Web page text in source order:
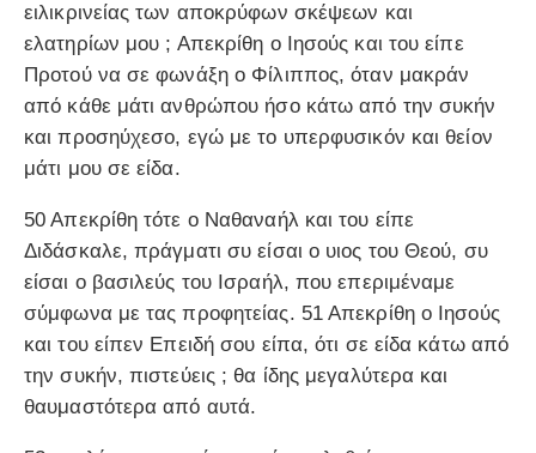
ειλικρινείας των αποκρύφων σκέψεων και
ελατηρίων μου ; Απεκρίθη ο Ιησούς και του είπε
Προτού να σε φωνάξη ο Φίλιππος, όταν μακράν
από κάθε μάτι ανθρώπου ήσο κάτω από την συκήν
και προσηύχεσο, εγώ με το υπερφυσικόν και θείον
μάτι μου σε είδα.
50 Απεκρίθη τότε ο Ναθαναήλ και του είπε
Διδάσκαλε, πράγματι συ είσαι ο υιος του Θεού, συ
είσαι ο βασιλεύς του Ισραήλ, που επεριμέναμε
σύμφωνα με τας προφητείας. 51 Απεκρίθη ο Ιησούς
και του είπεν Επειδή σου είπα, ότι σε είδα κάτω από
την συκήν, πιστεύεις ; θα ίδης μεγαλύτερα και
θαυμαστότερα από αυτά.